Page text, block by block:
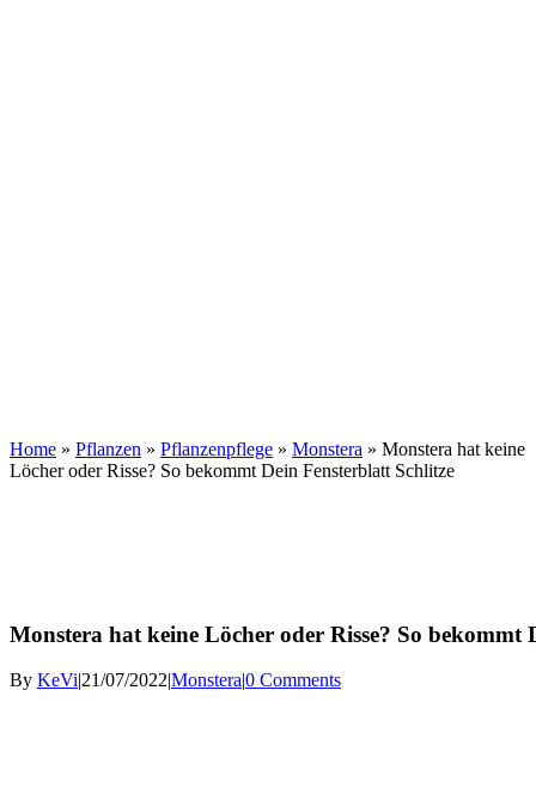
Home » Pflanzen » Pflanzenpflege » Monstera » Monstera hat keine
Löcher oder Risse? So bekommt Dein Fensterblatt Schlitze
Monstera hat keine Löcher oder Risse? So bekommt
By KeVi|21/07/2022|Monstera|0 Comments